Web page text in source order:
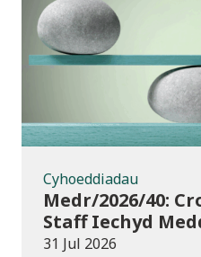
Cyhoeddiadau
Medr/2026/40:
Staff Iechyd
Dysgu Oedolion
31 Jul 2026